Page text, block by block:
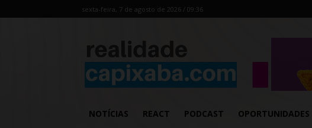
sexta-feira, 7 de agosto de 2026 / 09:36
NOTÍCIAS REACT PODCAST OPORTUNIDADES